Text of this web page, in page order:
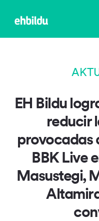
EH Bildu
reducir
provocadas
BBK Live
Masustegi,